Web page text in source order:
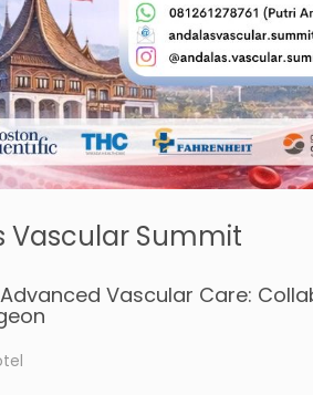
Vascular Summit
Vascular Care: